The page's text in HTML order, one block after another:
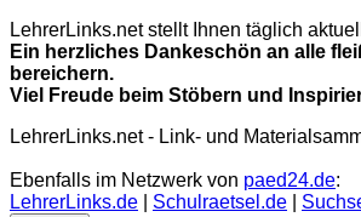
LehrerLinks.net stellt Ihnen täglich
Ein herzliches Dankeschön an alle
bereichern.
Viel Freude beim Stöbern und
LehrerLinks.net - Link- und
Ebenfalls im Netzwerk von paed24.de:
LehrerLinks.de
Schulraetsel.de